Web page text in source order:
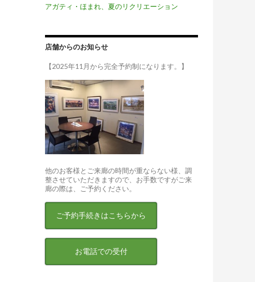
アガティ・ほまれ、夏のリクリエーション
店舗からのお知らせ
【2025年11月から完全予約制になります。】
他のお客様とご来廊の時間が重ならない様、調
整させていただきますので、お手数ですがご来
廊の際は、ご予約ください。
ご予約手続きはこちらから
お電話での受付